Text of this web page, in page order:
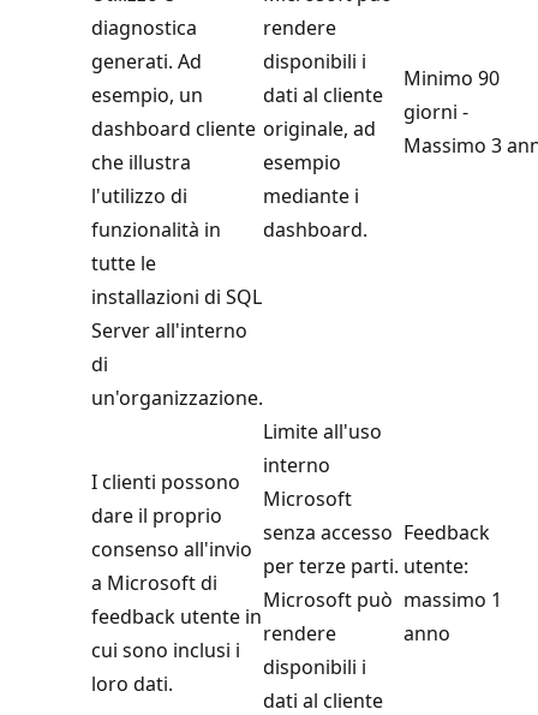
diagnostica
generati. Ad
esempio, un
dashboard cliente
che illustra
l'utilizzo di
funzionalità in
tutte le
installazioni di SQL
Server all'interno
di
un'organizzazione.
rendere
disponibili i
dati al cliente
originale, ad
esempio
mediante i
dashboard.
Minimo 90
giorni -
Massimo 3
I clienti possono
dare il proprio
consenso all'invio
a Microsoft di
feedback utente in
cui sono inclusi i
loro dati.
Limite all'uso
interno
Microsoft
senza accesso
per terze parti.
Microsoft può
rendere
disponibili i
dati al cliente
Feedback
utente:
massimo 1
anno